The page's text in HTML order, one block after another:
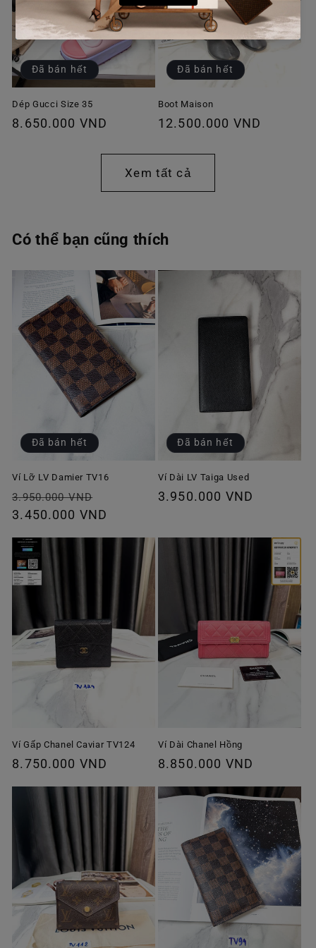
Đã bán hết
Dép Gucci Size 35
Giá
8.650.000 VND
Đã bán hết
Boot Maison
Giá
thường
12.500.000 VND
Xem tất cả
Có thể bạn cũng thích
Đã bán hết
Ví Lỡ LV Damier TV16
Giá
thông
3.950.000 VND
ưu
3.450.000 VND
Đã bán hết
Ví Dài LV Taiga Used
Giá
3.950.000 VND
Ví Gấp Chanel Caviar TV124
Giá
8.750.000 VND
Ví Dài Chanel Hồng
Giá
thường
8.850.000 VND